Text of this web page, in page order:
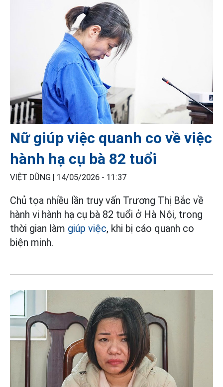
Nữ giúp việc quanh co về việc
hành hạ cụ bà 82 tuổi
VIỆT DŨNG | 14/05/2026 - 11:37
Chủ tọa nhiều lần truy vấn Trương Thị Bắc về
hành vi hành hạ cụ bà 82 tuổi ở Hà Nội, trong
thời gian làm giúp việc, khi bị cáo quanh co
biện minh.